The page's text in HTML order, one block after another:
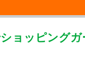
ョッピングガ